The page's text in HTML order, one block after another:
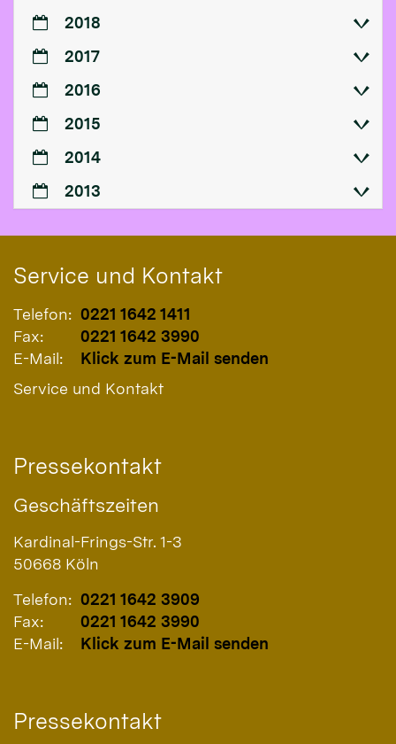
2018
2017
2016
2015
2014
2013
Service und Kontakt
Telefon: 0221 1642 1411
Fax:
0221 1642 3990
E-Mail:
Klick zum E-Mail senden
Service und Kontakt
Pressekontakt
Geschäftszeiten
Kardinal-Frings-Str. 1-3
50668 Köln
Telefon: 0221 1642 3909
Fax:
0221 1642 3990
E-Mail:
Klick zum E-Mail senden
Pressekontakt